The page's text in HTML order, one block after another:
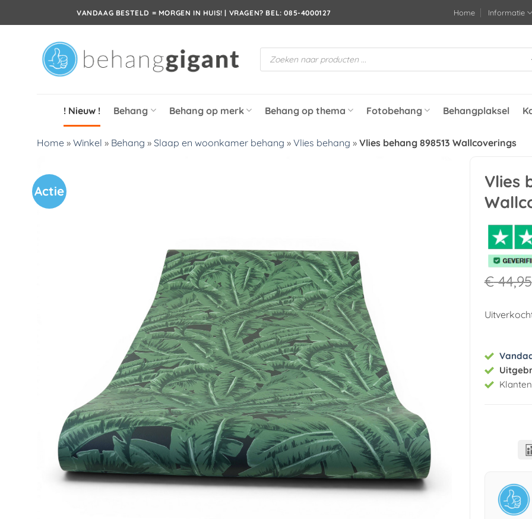
VANDAAG BESTELD = MORGEN IN HUIS! | VRAGEN? BEL: 085-4000127 Home Informatie
Producten
zoeken
! Nieuw ! Behang Behang op merk Behang op thema Fotobehang Behangplaksel
Home » Winkel » Behang » Slaap en woonkamer behang » Vlies behang » Vlies behang 898513 Wallcoverings
Actie
Vlies
€44,95